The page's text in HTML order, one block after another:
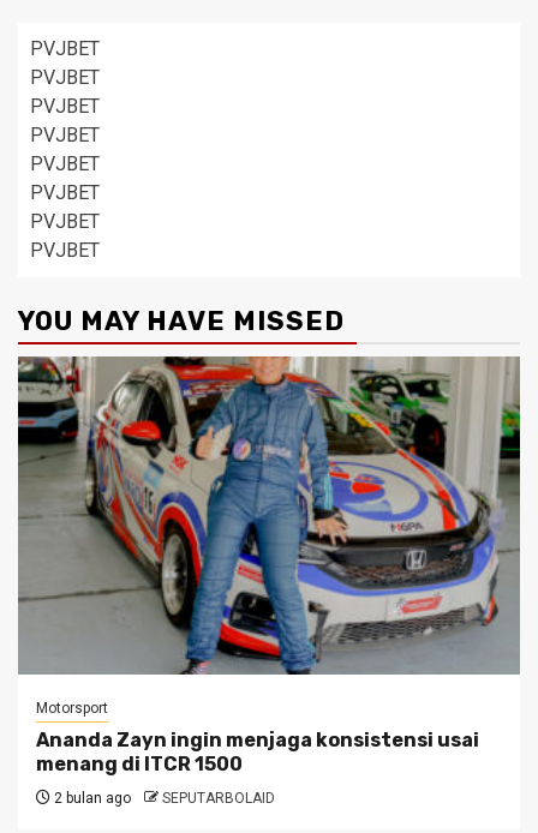
PVJBET
PVJBET
PVJBET
PVJBET
PVJBET
PVJBET
PVJBET
PVJBET
YOU MAY HAVE MISSED
Motorsport
Ananda Zayn ingin menjaga konsistensi usai
menang di ITCR 1500
2 bulan ago SEPUTARBOLAID